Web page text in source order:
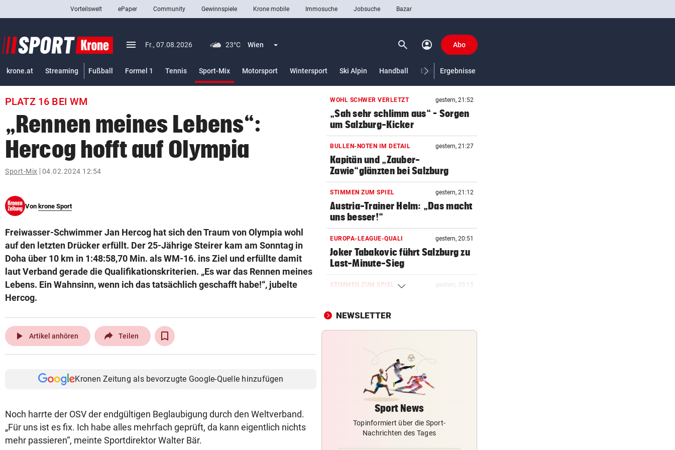
closeSchließen
Abonnieren
pin_drop
bookmark
search
Suchbegriff
© Krone Multimedia GmbH & Co KG 2026
Muthgasse 2, 1190 Wien
Vorteilswelt ePaper Community Gewinnspiele Krone mobile Immosuche Jobsuche Bazar
menu Menü aufklappen
Fr., 07.08.2026 23°C Wien Menü aufklappen search Suchen
account_circle Abo
krone.at Streaming Fußball Formel 1 Tennis Sport-Mix
Motorsport
Wintersport Ski Alpin Handball Eishockey US-Sport
Ergebnisse
PLATZ 16 BEI WM
„Rennen meines Lebens“:
Hercog hofft auf Olympia
Sport-Mix 04.02.2024 12:54
Von krone Sport
Freiwasser-Schwimmer Jan Hercog hat sich den Traum von Olympia wohl
auf den letzten Drücker erfüllt. Der 25-Jährige Steirer kam am Sonntag in
Doha über 10 km in 1:48:58,70 Min. als WM-16. ins Ziel und erfüllte damit
laut Verband gerade die Qualifikationskriterien. „Es war das Rennen meines
Lebens. Ein Wahnsinn, wenn ich das tatsächlich geschafft habe!“, jubelte
Hercog.
play_arrow Artikel anhören Teilen
Kronen Zeitung als bevorzugte Google-Quelle hinzufügen
Noch harrte der OSV der endgültigen Beglaubigung durch den Weltverband.
„Für uns ist es fix. Ich habe alles mehrfach geprüft, da kann eigentlich nichts
mehr passieren“, meinte Sportdirektor Walter Bär.
WOHL SCHWER VERLETZT gestern, 21:52
„Sah sehr schlimm aus“ – Sorgen
um Salzburg-Kicker
BULLEN-NOTEN IM DETAIL gestern, 21:27
Kapitän und „Zauber-
Zawie“glänzten bei Salzburg
STIMMEN ZUM SPIEL gestern, 21:12
Austria-Trainer Helm: „Das macht
uns besser!“
EUROPA-LEAGUE-QUALI gestern, 20:51
Joker Tabakovic führt Salzburg zu
Last-Minute-Sieg
STIMMEN ZUM SPIEL gestern, 20:15
superhappy nach Hause“
ORKAN, KEIN STROM & CO gestern, 20:06
häufen sich
WASSERSPRINGEN
Knoll bei EM Achter vom Turm ++
Lotfi auf Rang 12!
SCHON NÄCHSTE SAISON gestern, 19:46
F1-Boss verrät: Es wird mehr
NEWSLETTER
Sport News
Topinformiert über die Sport-
Nachrichten des Tages